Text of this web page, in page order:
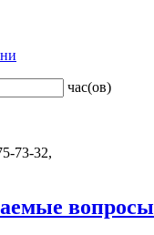
час(ов)
73-32,
вопросы